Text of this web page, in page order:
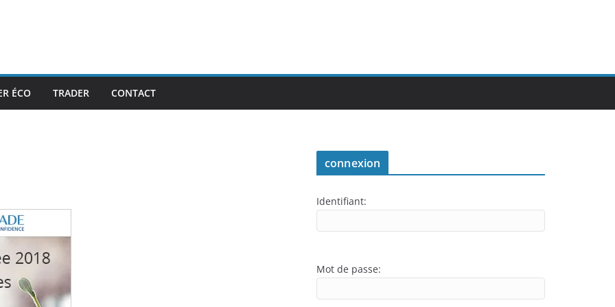
ÉCO TRADER CONTACT
connexion
Identifiant:
Mot de passe: